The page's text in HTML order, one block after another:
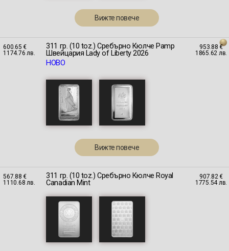
Вижте повече
600.65 €
1174.76 лв.
311 гр. (10 toz.) Сребърно Кюлче Pamp
Швейцария Lady of Liberty 2026
НОВО
Вижте повече
953.88 €
1865.62 лв.
567.88 €
1110.68 лв.
311 гр. (10 toz.) Сребърно Кюлче Royal
Canadian Mint
907.82 €
1775.54 лв.